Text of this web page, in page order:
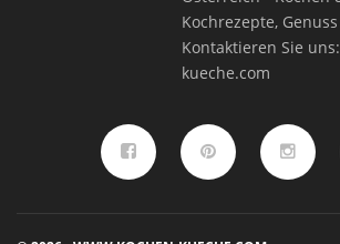
Kochrezepte,
Kontaktieren Sie
kueche.com